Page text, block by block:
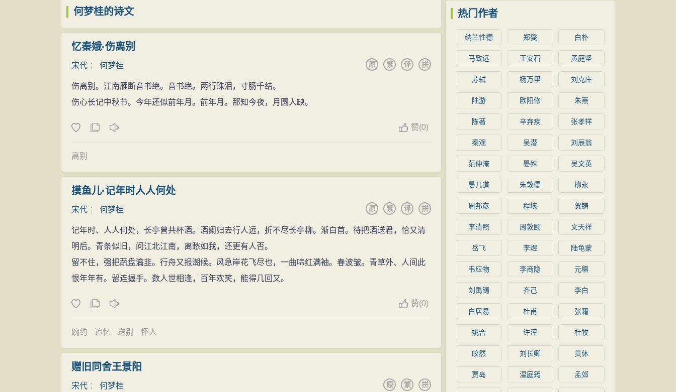
何梦桂的诗文
忆秦娥·伤离别
宋代 ： 何梦桂 拼
译
繁
原
伤离别。江南雁断音书绝。音书绝。两行珠泪，寸肠千结。
伤心长记中秋节。今年还似前年月。前年月。那知今夜，月圆人缺。
赞(0)
离别
摸鱼儿·记年时人人何处
宋代 ： 何梦桂 拼
译
繁
原
记年时、人人何处，长亭曾共杯酒。酒阑归去行人远，折不尽长亭柳。渐白首。待把酒送君，恰又清
明后。青条似旧，问江北江南，离愁如我，还更有人否。
留不住，强把蔬盘瀹韭。行舟又报潮候。风急岸花飞尽也，一曲啼红满袖。春波皱。青草外、人间此
恨年年有。留连握手。数人世相逢，百年欢笑，能得几回又。
赞(0)
婉约 追忆 送别 怀人
赠旧同舍王景阳
宋代 ： 何梦桂 拼
繁
原
热门作者
纳兰性德 郑燮 白朴
马致远 王安石 黄庭坚
苏轼 杨万里 刘克庄
陆游 欧阳修 朱熹
陈著 辛弃疾 张孝祥
秦观 吴潜 刘辰翁
范仲淹 晏殊 吴文英
晏几道 朱敦儒 柳永
周邦彦 程垓 贺铸
李清照 周敦颐 文天祥
岳飞 李煜 陆龟蒙
韦应物 李商隐 元稹
刘禹锡 齐己 李白
白居易 杜甫 张籍
姚合 许浑 杜牧
皎然 刘长卿 贯休
贾岛 温庭筠 孟郊